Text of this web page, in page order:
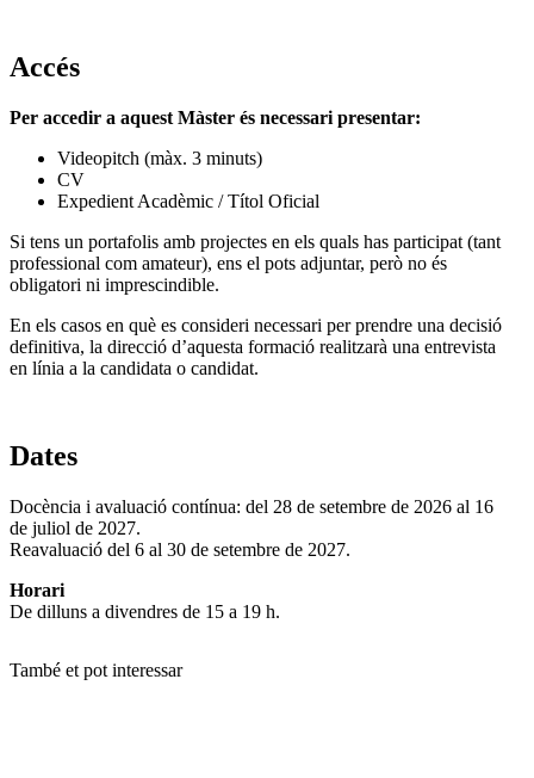
Accés
Per accedir a aquest Màster és necessari presentar:
Videopitch (màx. 3 minuts)
CV
Expedient Acadèmic / Títol Oficial
Si tens un portafolis amb projectes en els quals has participat (tant
professional com amateur), ens el pots adjuntar, però no és
obligatori ni imprescindible.
En els casos en què es consideri necessari per prendre una decisió
definitiva, la direcció d’aquesta formació realitzarà una entrevista
en línia a la candidata o candidat.
Dates
Docència i avaluació contínua: del 28 de setembre de 2026 al 16
de juliol de 2027.
Reavaluació del 6 al 30 de setembre de 2027.
Horari
De dilluns a divendres de 15 a 19 h.
També et pot interessar